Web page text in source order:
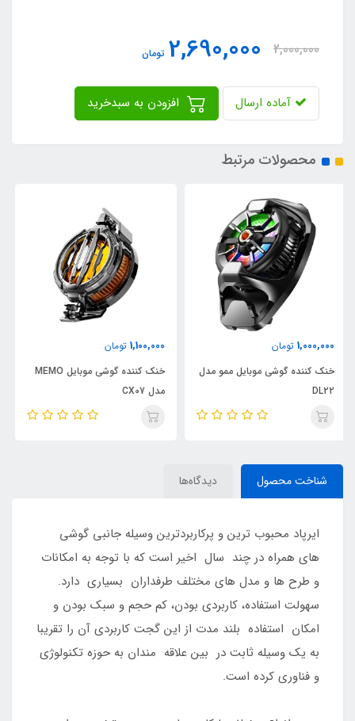
2,000,000
2,690,000 تومان
آماده ارسال
محصولات مرتبط
مدل
1,100,000
3,100,000
ساعت هوشمند هیسکا مدل
SERIES 8
شناخت محصول دیدگاه‌ها
ایرپاد محبوب ترین و پرکاربردترین وسیله جانبی گوشی
های همراه در چند سال اخیر است که با توجه به امکانات
و طرح ها و مدل های مختلف طرفداران بسیاری دارد.
سهولت استفاده، کاربردی بودن، کم حجم و سبک بودن و
امکان استفاده بلند مدت از این گجت کاربردی آن را تقریبا
به یک وسیله ثابت در بین علاقه مندان به حوزه تکنولوژی
و فناوری کرده است.